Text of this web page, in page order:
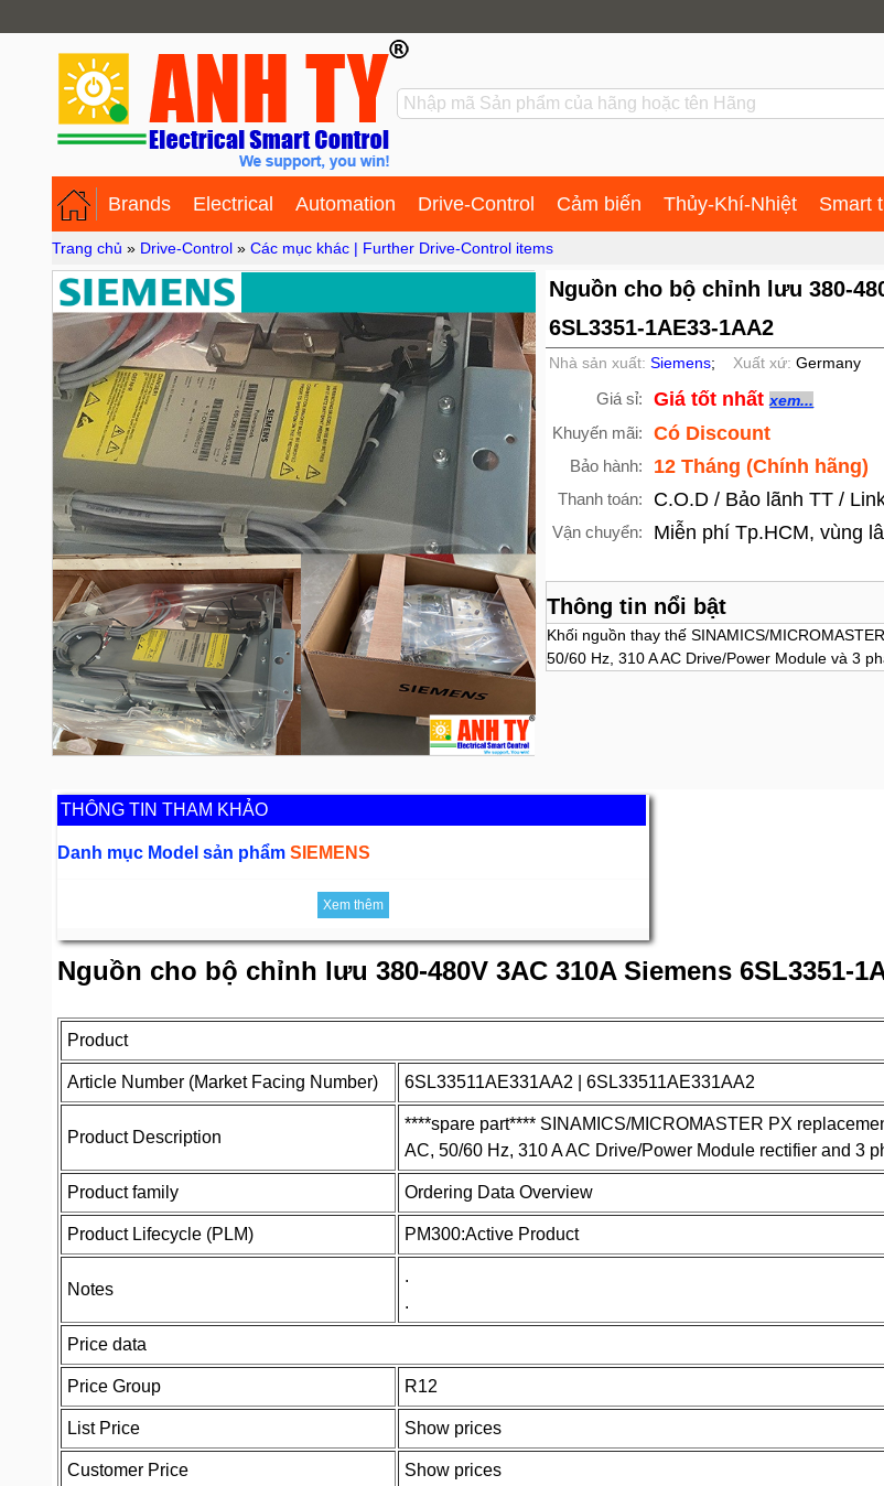
Brands Electrical Automation Drive-Control Cảm biến Thủy-Khí-Nhiệt Smart
Trang chủ » Drive-Control » Các mục khác | Further Drive-Control items
Nguồn cho bộ chỉnh lưu 380-
6SL3351-1AE33-1AA2
Nhà sản xuất: Siemens; Xuất xứ: Germany
Giá sỉ: Giá tốt nhấtxem...
Khuyến mãi: Có Discount
Bảo hành: 12 Tháng (Chính hãng)
Thanh toán: C.O.D / Bảo lãnh TT /
Vận chuyển: Miễn phí Tp.HCM, vùng
Thông tin nổi bật
Khối nguồn thay thế SINAMICS/
50/60 Hz, 310 A AC Drive/Power Module và 3
THÔNG TIN THAM KHẢO
Danh mục Model sản phẩm SIEMENS
Xem thêm
Nguồn cho bộ chỉnh lưu 380-480V 3AC 310A Siemens 6SL3351-
Product
Article Number (Market Facing Number) 6SL33511AE331AA2 | 6SL33511AE331AA2
Product Description
****spare part**** SINAMICS/MICROMASTER PX
AC, 50/60 Hz, 310 A AC Drive/Power Module rectifier and 3
Product family Ordering Data Overview
Product Lifecycle (PLM) PM300:Active Product
Notes
.
.
Price data
Price Group R12
List Price Show prices
Customer Price Show prices